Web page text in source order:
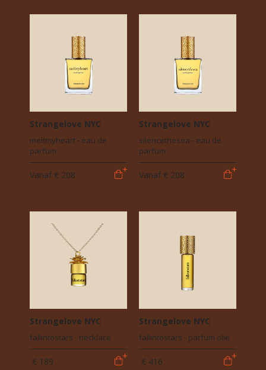
Strangelove NYC
meltmyheart - eau de
parfum
Vanaf € 208
Strangelove NYC
silencethesea - eau de
parfum
Vanaf € 208
Strangelove NYC
fallintostars - necklace
€ 189
Strangelove NYC
fallintostars - parfum olie
€ 416